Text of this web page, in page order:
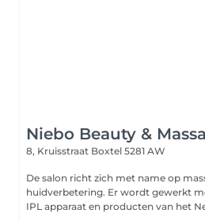
Niebo Beauty &
8, Kruisstraat Boxtel 5281 AW
De salon richt zich met name op
huidverbetering. Er wordt gewerkt
IPL apparaat en producten van het